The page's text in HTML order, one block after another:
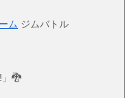
ム ジムバトル
」🐉